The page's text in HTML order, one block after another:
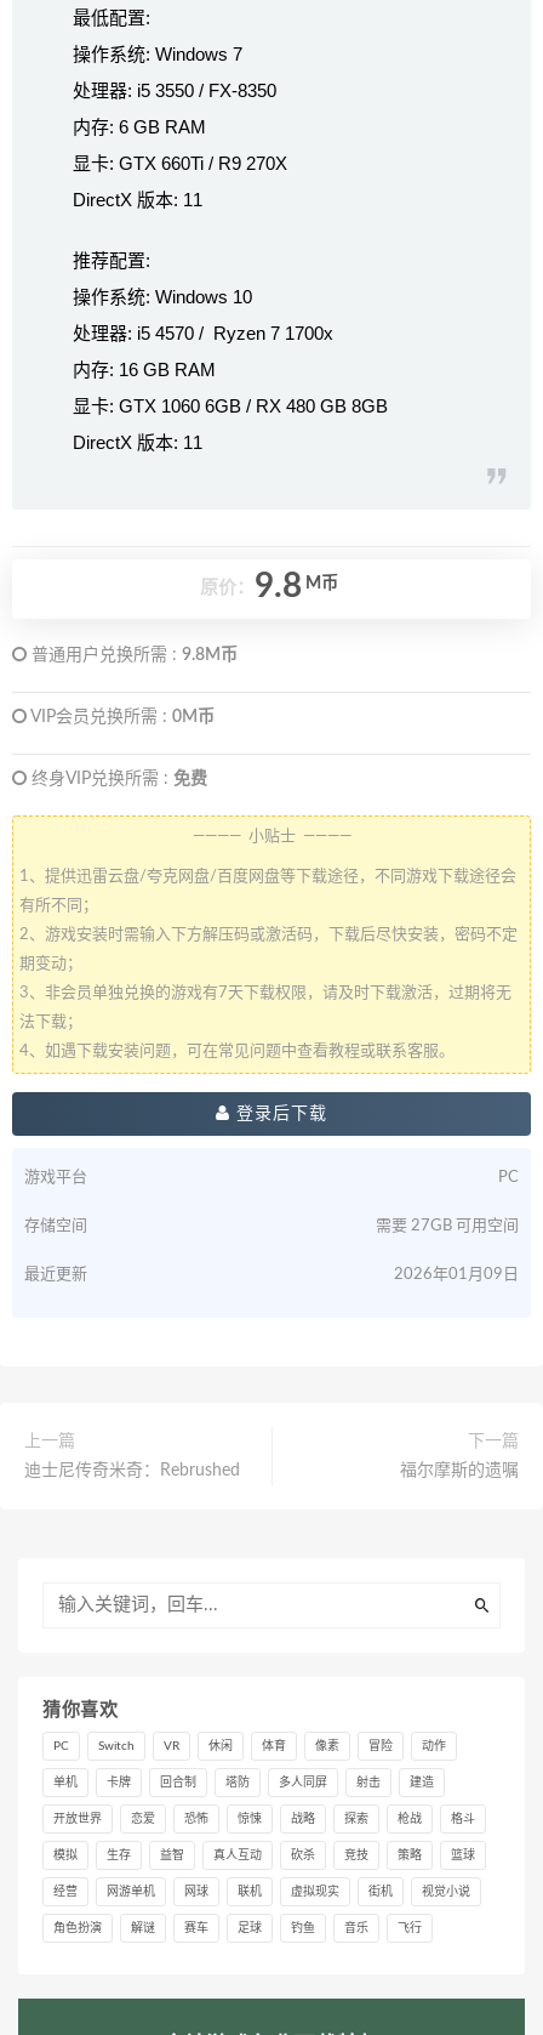
最低配置:
操作系统: Windows 7
处理器: i5 3550 / FX-8350
内存: 6 GB RAM
显卡: GTX 660Ti / R9 270X
DirectX 版本: 11
推荐配置:
操作系统: Windows 10
处理器: i5 4570 / Ryzen 7 1700x
内存: 16 GB RAM
显卡: GTX 1060 6GB / RX 480 GB 8GB
DirectX 版本: 11
原价： 9.8 M币
普通用户兑换所需 : 9.8M币
VIP会员兑换所需 : 0M币
终身VIP兑换所需 : 免费
———— 小贴士 ————
1、提供迅雷云盘/夸克网盘/百度网盘等下载途径，不同游戏下载途径会
有所不同；
2、游戏安装时需输入下方解压码或激活码，下载后尽快安装，密码不定
期变动；
3、非会员单独兑换的游戏有7天下载权限，请及时下载激活，过期将无
法下载；
4、如遇下载安装问题，可在常见问题中查看教程或联系客服。
登录后下载
游戏平台 PC
存储空间 需要 27GB 可用空间
最近更新 2026年01月09日
上一篇
迪士尼传奇米奇：Rebrushed
下一篇
福尔摩斯的遗嘱
猜你喜欢
PC Switch VR 休闲 体育 像素 冒险 动作
单机 卡牌 回合制 塔防 多人同屏 射击 建造
开放世界 恋爱 恐怖 惊悚 战略 探索 枪战 格斗
模拟 生存 益智 真人互动 砍杀 竞技 策略 篮球
经营 网游单机 网球 联机 虚拟现实 街机 视觉小说
角色扮演 解谜 赛车 足球 钓鱼 音乐 飞行